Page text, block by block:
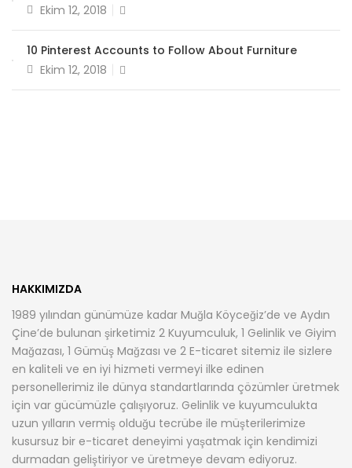
Posted
Ekim 12, 2018
10 Pinterest Accounts to Follow About Furniture
Posted
Ekim 12, 2018
HAKKIMIZDA
1989 yılından günümüze kadar Muğla Köyceğiz’de ve Aydın
Çine’de bulunan şirketimiz 2 Kuyumculuk, 1 Gelinlik ve Giyim
Mağazası, 1 Gümüş Mağzası ve 2 E-ticaret sitemiz ile sizlere
en kaliteli ve en iyi hizmeti vermeyi ilke edinen
personellerimiz ile dünya standartlarında çözümler üretmek
için var gücümüzle çalışıyoruz. Gelinlik ve kuyumculukta
uzun yılların vermiş olduğu tecrübe ile müşterilerimize
kusursuz bir e-ticaret deneyimi yaşatmak için kendimizi
durmadan geliştiriyor ve üretmeye devam ediyoruz.